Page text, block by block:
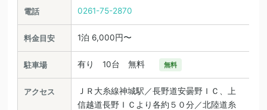
電話 0261-75-2870
料金目安 1泊 6,000円〜
駐車場 有り 10台 無料 無料
アクセス
ＪＲ大糸線神城駅／長野道安曇野ＩＣ、上
信越道長野ＩＣより各約５０分／北陸道糸